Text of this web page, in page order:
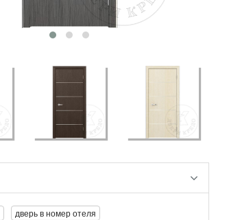
дверь в номер отеля